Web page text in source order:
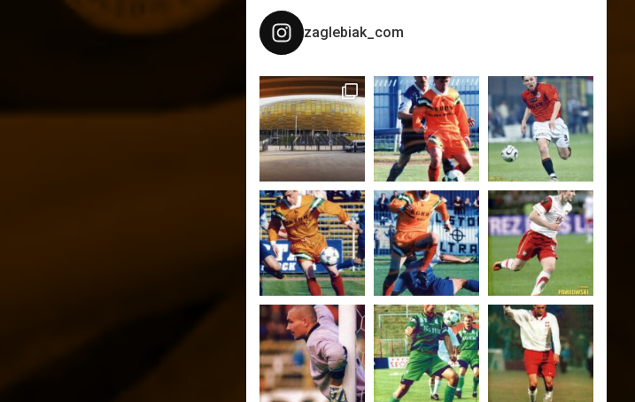
zaglebiak_com